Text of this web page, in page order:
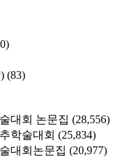
(83)
대회 논문집 (28,556)
학술대회 (25,834)
대회논문집 (20,977)